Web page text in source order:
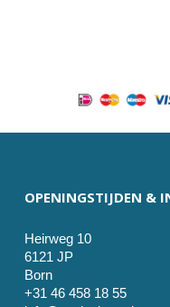
OPENINGSTIJDEN &
Heirweg 10
6121 JP
Born
+31 46 458 18 55